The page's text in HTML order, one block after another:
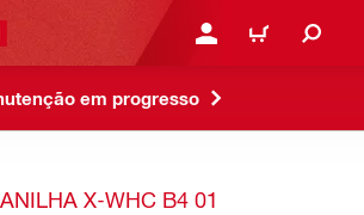
ENTRAR OU CADASTRAR
CARRINHO
em progresso
X-WHC B4 01